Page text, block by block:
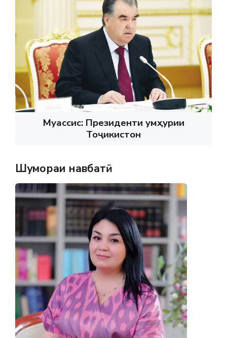
Муассис: Президенти Ҷумҳурии
Тоҷикистон
Шумораи навбатӣ